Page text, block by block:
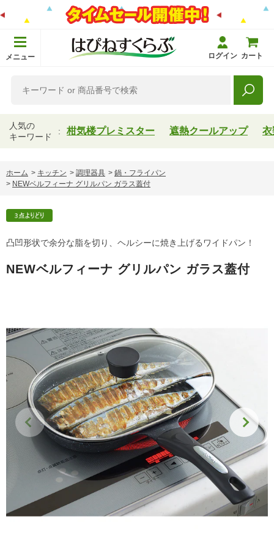
メニュー ログイン カート
人気の
キーワード
柑気楼プレミスター 遮熱クールアップ 衣
ホーム > キッチン > 調理器具 > 鍋・フライパン
> NEWベルフィーナ グリルパン ガラス蓋付
凸凹形状で余分な脂を切り、ヘルシーに焼き上げるワイドパン！
NEWベルフィーナ グリルパン ガラス蓋付